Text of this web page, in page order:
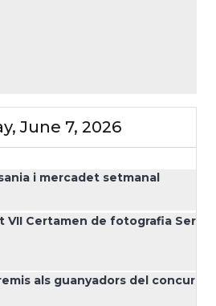
June 7, 2026
i mercadet setmanal
VII Certamen de fotografia Serra
als guanyadors del concurs